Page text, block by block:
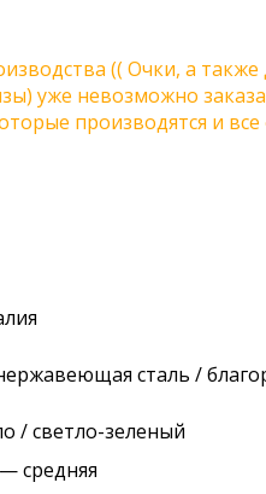
(( Очки, а
уже невозможно
производятся и
сталь /
/ светло-зеленый
средняя